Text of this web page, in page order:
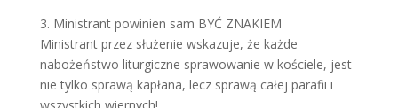
3. Ministrant powinien sam BYĆ ZNAKIEM
Ministrant przez służenie wskazuje, że każde
nabożeństwo liturgiczne sprawowanie w kościele, jest
nie tylko sprawą kapłana, lecz sprawą całej parafii i